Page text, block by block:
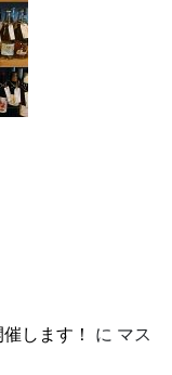
します！
に マス